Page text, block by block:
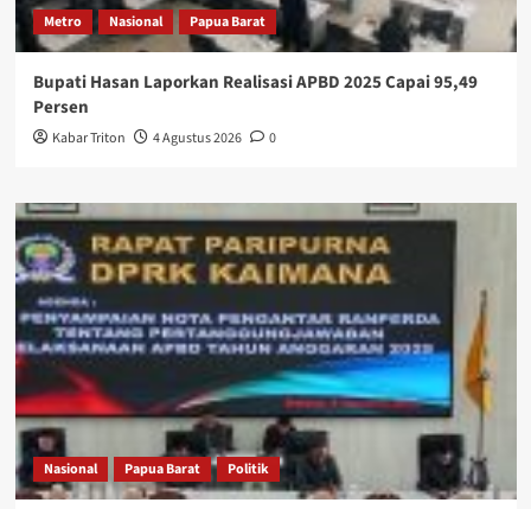
Metro Nasional Papua Barat
Bupati Hasan Laporkan Realisasi APBD 2025 Capai 95,49
Persen
Kabar Triton 4 Agustus 2026 0
Nasional Papua Barat Politik